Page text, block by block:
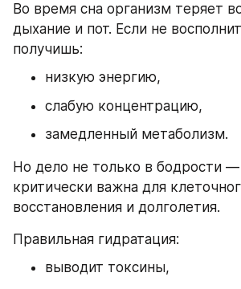
Во время сна организм теряет
дыхание и пот. Если не
получишь:
низкую энергию,
слабую концентрацию,
замедленный метаболизм.
Но дело не только в бодрости
критически важна для
восстановления и долголетия.
Правильная гидратация:
выводит токсины,